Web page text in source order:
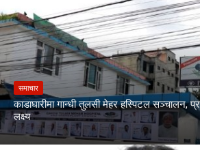
समाचार
काडाघारीमा गान्धी तुलसी मेहर हस्पिटल सञ्चालन,
लक्ष्य